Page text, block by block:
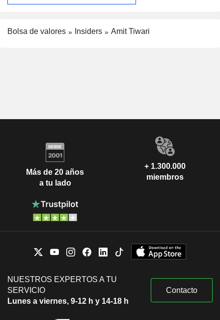
Bolsa de valores Insiders Amit Tiwari
Más de 20 años
a tu lado
+ 1.300.000
miembros
NUESTROS EXPERTOS A TU
SERVICIO
Lunes a viernes, 9-12 h y 14-18 h
Contacto